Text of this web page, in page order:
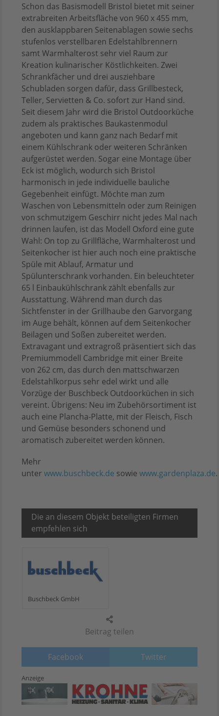
Beitrag teilen
Facebook Twitter
Schon das Basismodell Bristol bietet mit seiner
extrabreiten Arbeitsfläche von 960 x 455 mm,
den ausklappbaren Seitenablagen sowie sechs
stufenlos verstellbaren Edelstahlbrennern
samt Warmhalterost sehr viel Raum zur
Kreation kulinarischer Köstlichkeiten. Zwei
Schrankfächer und drei ausziehbare
Schubladen sorgen dafür, dass Grillbesteck,
Teller, Servietten & Co. sofort zur Hand sind.
Seit diesem Jahr wird die Bristol Outdoorküche
zudem als praktisches Baukastenmodul
angeboten und kann ganz nach Bedarf mit
einem Kühlschrank oder weiteren Schränken
aufgerüstet werden. Sogar eine Montage über
Eck ist möglich, wodurch sich Bristol
harmonisch in jede individuelle bauliche
Gegebenheit einfügt. Möchte man zum
Waschen von Lebensmitteln oder zum Reinigen
von schmutzigem Geschirr nicht jedes Mal nach
drinnen laufen, ist das Modell Oxford eine gute
Wahl: On top zu Grillfläche, Warmhalterost und
Seitenkocher ist hier auch noch eine praktische
Spüle mit Ablauf, Armatur und
Spülunterschrank vorhanden. Ein beleuchteter
65 l Einbaukühlschrank zählt ebenfalls zur
Ausstattung. Während man durch das
Sichtfenster in der Grillhaube den Garvorgang
im Auge behält, können auf dem Seitenkocher
Beilagen und Soßen zubereitet werden.
Extravagant und extragroß präsentiert sich das
Premiummodell Cambridge mit einer Breite
von 262 cm, das durch den mattschwarzen
Edelstahlkorpus sehr edel wirkt und alle
Vorzüge der Buschbeck Outdoorküchen in sich
vereint. Übrigens: Neu im Zubehörsortiment ist
auch eine Plancha-Platte, mit der Fleisch, Fisch
und Gemüse besonders schonend und
aromatisch zubereitet werden können.
Mehr
unter www.buschbeck.de sowie www.gardenplaza.de.
Die an diesem Objekt beteiligten Firmen
empfehlen sich
Buschbeck GmbH
Anzeige